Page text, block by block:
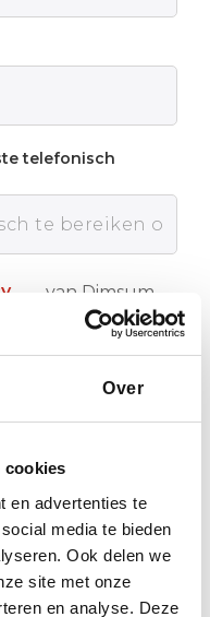
Over
cookies
en advertenties te
media te bieden
Ook delen we
site met onze
en analyse. Deze
telefonisch
van Dimsum
Reizen